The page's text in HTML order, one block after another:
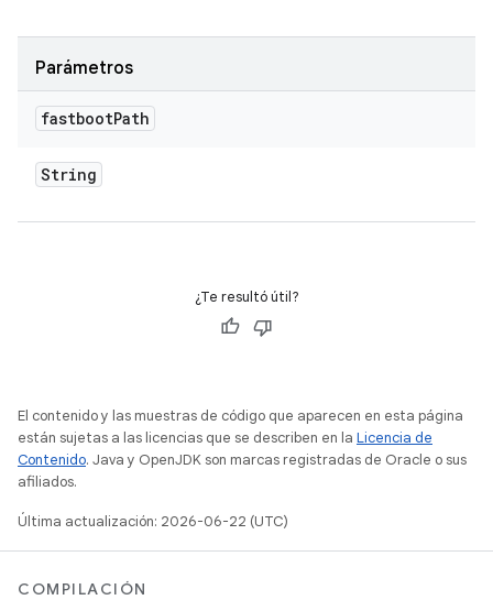
Parámetros
fastbootPath
String
¿Te resultó útil?
El contenido y las muestras de código que aparecen en esta página
están sujetas a las licencias que se describen en la Licencia de
Contenido. Java y OpenJDK son marcas registradas de Oracle o sus
afiliados.
Última actualización: 2026-06-22 (UTC)
COMPILACIÓN